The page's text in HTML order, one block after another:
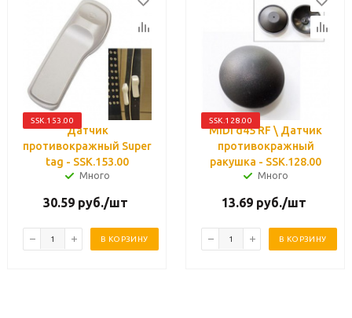
SSK.153.00
Датчик
противокражный Super
tag - SSK.153.00
Много
30.59 руб./шт
В КОРЗИНУ
SSK.128.00
MIDI d45 RF \ Датчик
противокражный
ракушка - SSK.128.00
Много
13.69 руб./шт
В КОРЗИНУ